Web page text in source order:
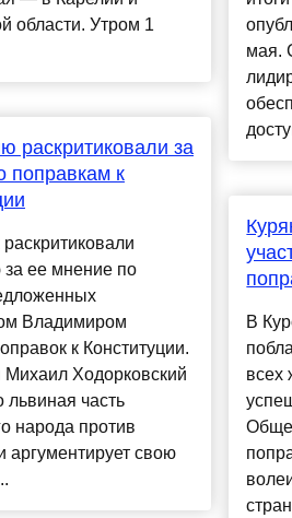
области. Утром 1
раскритиковали за
поправкам к
раскритиковали
ее мнение по
Владимиром
к Конституции.
Михаил Ходорковский
львиная часть
народа против
аргументирует свою
мая.
В
всех